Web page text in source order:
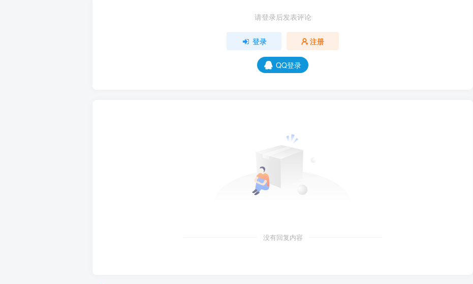
请登录后发表评论
登录 注册
QQ登录
没有回复内容